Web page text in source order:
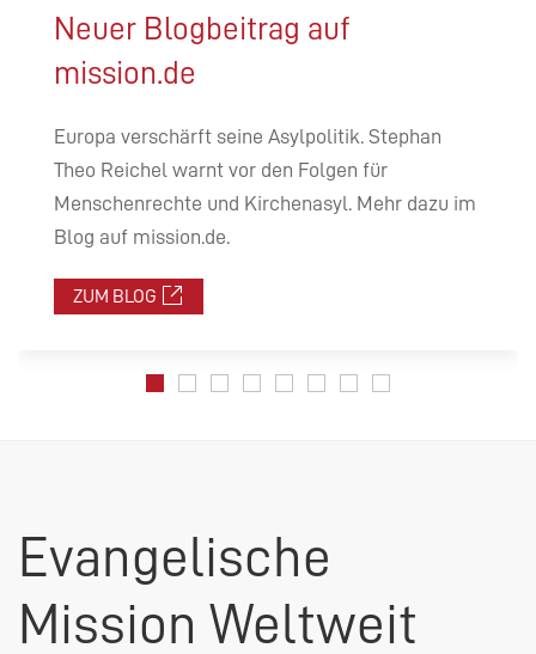
Neuer Blogbeitrag auf
mission.de
Europa verschärft seine Asylpolitik. Stephan
Theo Reichel warnt vor den Folgen für
Menschenrechte und Kirchenasyl. Mehr dazu im
Blog auf mission.de.
ZUM BLOG
Evangelische
Mission Weltweit